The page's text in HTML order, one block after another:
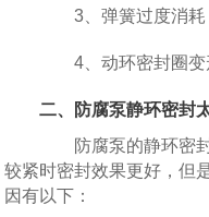
3、弹簧过度消耗
4、动环密封圈变
二、防腐泵静环密封太
防腐泵的静环密封
较紧时密封效果更好，但
因有以下：